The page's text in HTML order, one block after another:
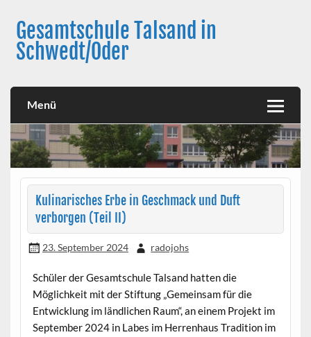
contentGesamtschule Talsand in
Schwedt/Oder
Menü
Kulinarisches Erbe in Geschmack und Duft
verborgen (Teil II)
23. September 2024 radojohs
Schüler der Gesamtschule Talsand hatten die
Möglichkeit mit der Stiftung „Gemeinsam für die
Entwicklung im ländlichen Raum“, an einem Projekt im
September 2024 in Labes im Herrenhaus Tradition im